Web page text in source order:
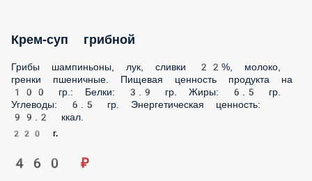
Крем-суп грибной
Грибы шампиньоны, лук, сливки 22%, молоко, гренки
пшеничные. Пищевая ценность продукта на 100 гр.:
Белки: 3.9 гр. Жиры: 6.5 гр. Углеводы: 6.5 гр.
Энергетическая ценность: 99.2 ккал.
220 г.